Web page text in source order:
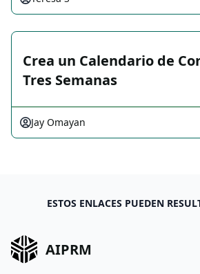
Crea un Calendario de
Tres Semanas
Jay Omayan
ESTOS ENLACES PUEDEN
AIPRM